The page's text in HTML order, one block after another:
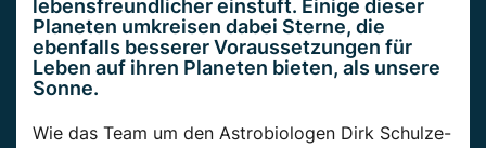
lebensfreundlicher einstuft. Einige dieser
Planeten umkreisen dabei Sterne, die
ebenfalls besserer Voraussetzungen für
Leben auf ihren Planeten bieten, als unsere
Sonne.
Wie das Team um den Astrobiologen Dirk Schulze-